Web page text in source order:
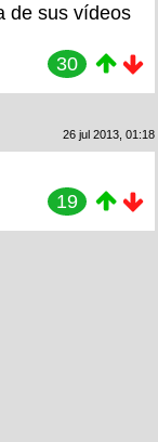
de sus vídeos
30
26 jul 2013, 01:18
19